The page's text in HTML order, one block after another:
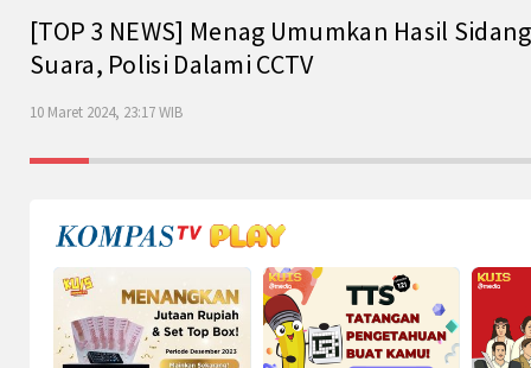
[TOP 3 NEWS] Menag Umumkan Hasil
Suara, Polisi Dalami CCTV
10 Maret 2024, 23:17 WIB